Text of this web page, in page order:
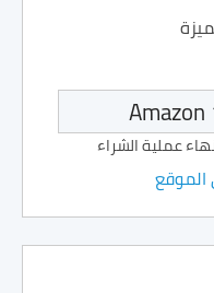
عملية الشراء
الموقع